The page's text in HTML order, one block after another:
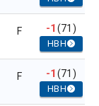
F -1(71)
HBH
F -1(71)
HBH